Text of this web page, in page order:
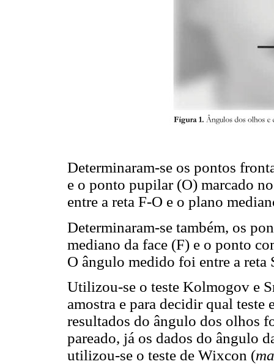
Determinaram-se os pontos
e o ponto pupilar (O) marcado
entre a reta F-O e o plano
Determinaram-se também, os
mediano da face (F) e o ponto
O ângulo medido foi entre a reta
Utilizou-se o teste Kolmogov e
amostra e para decidir qual
resultados do ângulo dos olhos
pareado, já os dados do ângulo
utilizou-se o teste de Wixcon (